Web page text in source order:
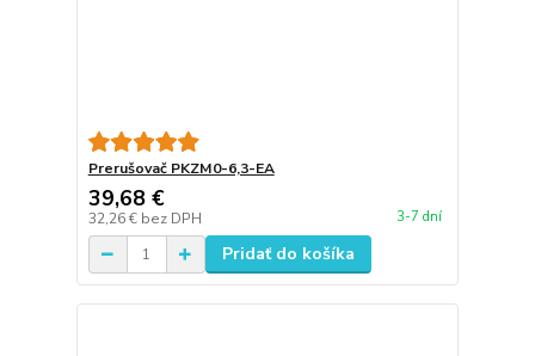
Prerušovač PKZM0-6,3-EA
39,68 €
32,26 € bez DPH 3-7 dní
Pridať do košíka